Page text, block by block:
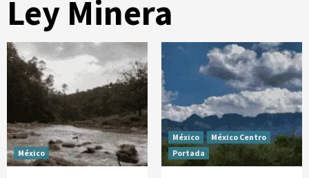
Ley Minera
México
México
México Centro
Portada